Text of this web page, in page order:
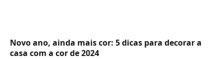
Novo ano, ainda mais cor: 5 dicas para decorar a
casa com a cor de 2024